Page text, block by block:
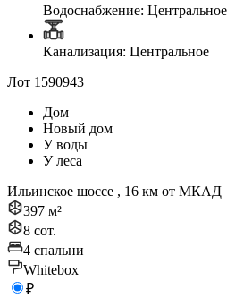
Водоснабжение: Центральное
Канализация: Центральное
Лот 1590943
Дом
Новый дом
У воды
У леса
Ильинское шоссе , 16 км от МКАД
397 м²
8 сот.
4 спальни
Whitebox
₽